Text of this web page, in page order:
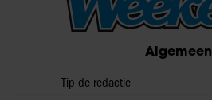
Algemeen
Tip de redactie